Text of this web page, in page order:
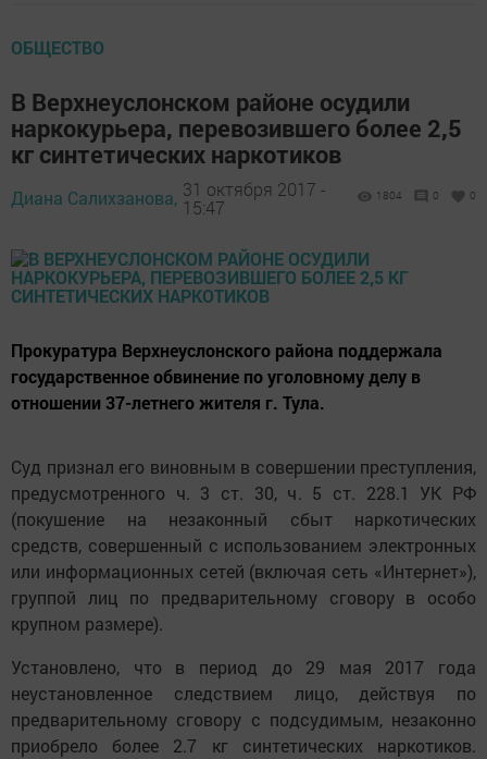
ОБЩЕСТВО
В Верхнеуслонском районе осудили
наркокурьера, перевозившего более 2,5
кг синтетических наркотиков
Диана Салихзанова, 31 октября 2017 -
15:47
1804 0 0
Прокуратура Верхнеуслонского района поддержала
государственное обвинение по уголовному делу в
отношении 37-летнего жителя г. Тула.
Суд признал его виновным в совершении преступления,
предусмотренного ч. 3 ст. 30, ч. 5 ст. 228.1 УК РФ
(покушение на незаконный сбыт наркотических
средств, совершенный с использованием электронных
или информационных сетей (включая сеть «Интернет»),
группой лиц по предварительному сговору в особо
крупном размере).
Установлено, что в период до 29 мая 2017 года
неустановленное следствием лицо, действуя по
предварительному сговору с подсудимым, незаконно
приобрело более 2.7 кг синтетических наркотиков.